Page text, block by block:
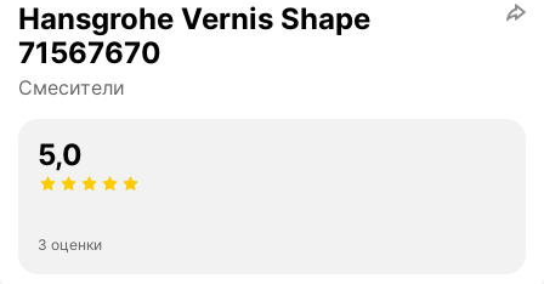
Hansgrohe Vernis Shape
71567670
Смесители
5,0
3 оценки